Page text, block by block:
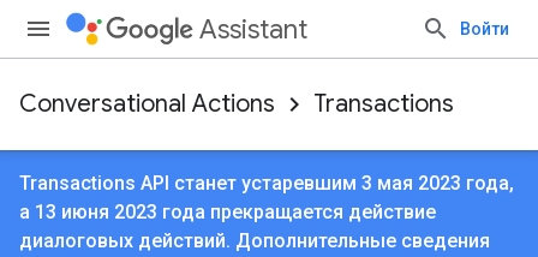
Assistant Войти
Conversational Actions Transactions
Transactions API станет устаревшим 3 мая 2023 года,
а 13 июня 2023 года прекращается действие
диалоговых действий. Дополнительные сведения